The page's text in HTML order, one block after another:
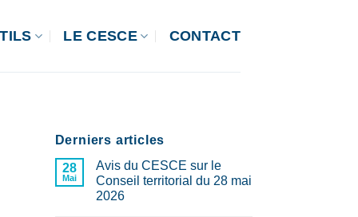
LE CESCE CONTACT
Derniers articles
28
Mai
Avis du CESCE sur le
Conseil territorial du 28 mai
2026